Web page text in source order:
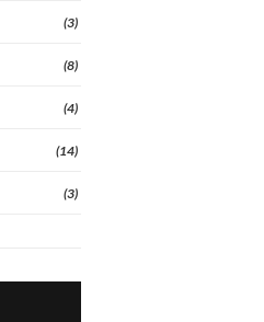
(3)
(8)
(4)
(14)
(3)